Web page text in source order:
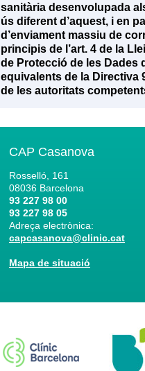
sanitària desenvolupada
ús diferent d’aquest, i en
d’enviament massiu de
principis de l’art. 4 de la
de Protecció de les Dades
equivalents de la Directiva
de les autoritats
CAP Casanova
Rosselló, 161
08036 Barcelona
93 227 98 00
93 227 98 05
Adreça electrònica:
capcasanova@clinic.cat
Mapa de situació